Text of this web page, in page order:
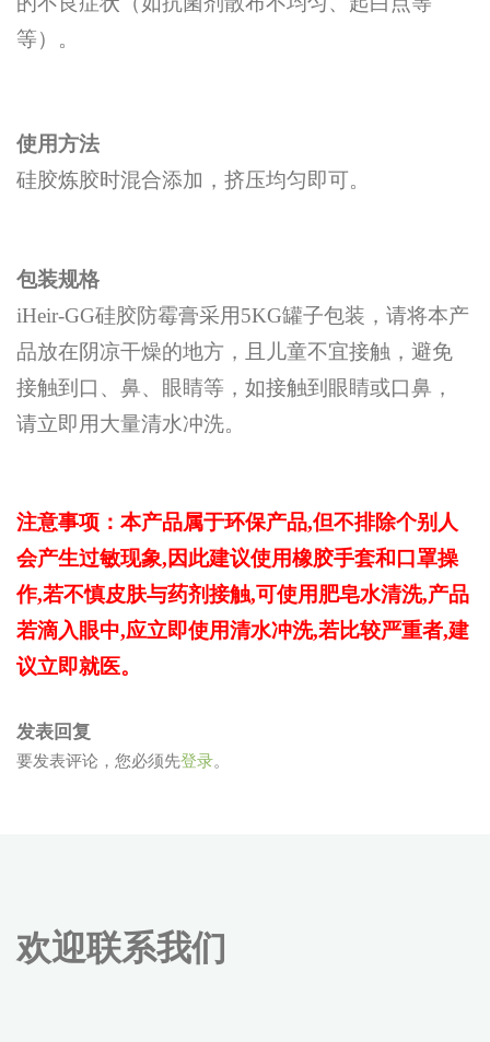
等）。
使用方法
硅胶炼胶时混合添加，挤压均匀即可。
包装规格
iHeir-GG硅胶防霉膏采用5KG罐子包装，请将本产
品放在阴凉干燥的地方，且儿童不宜接触，避免
接触到口、鼻、眼睛等，如接触到眼睛或口鼻，
请立即用大量清水冲洗。
注意事项：本产品属于环保产品,但不排除个别人
会产生过敏现象,因此建议使用橡胶手套和口罩操
作,若不慎皮肤与药剂接触,可使用肥皂水清洗,产品
若滴入眼中,应立即使用清水冲洗,若比较严重者,建
议立即就医。
发表回复
要发表评论，您必须先登录。
欢迎联系我们